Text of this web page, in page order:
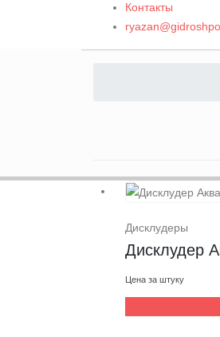
Контакты
Дисклудеры
Дисклудер
Цена за штуку